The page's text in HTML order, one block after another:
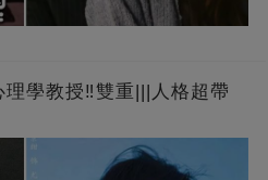
理學教授‼️雙重|||人格超帶